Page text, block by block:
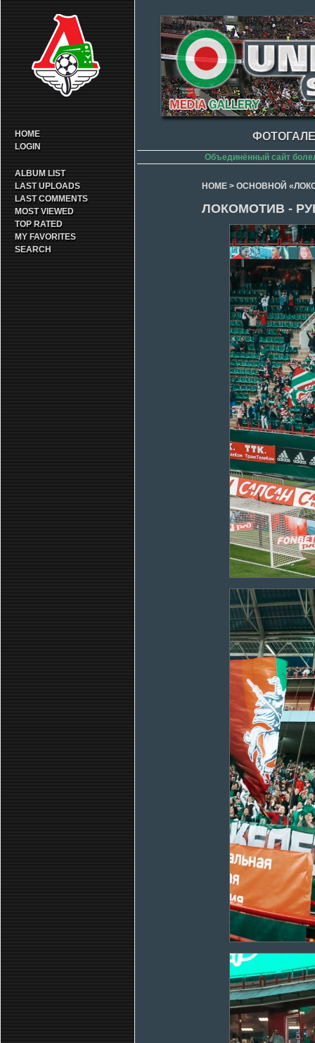
HOME
LOGIN
ALBUM LIST
LAST UPLOADS
LAST COMMENTS
MOST VIEWED
TOP RATED
MY FAVORITES
SEARCH
Объединённый сайт
HOME> ОСНОВНОЙ
ЛОКОМОТИВ -